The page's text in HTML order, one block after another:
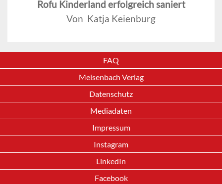
Rofu Kinderland erfolgreich saniert
Von Katja Keienburg
FAQ
Meisenbach Verlag
Datenschutz
Mediadaten
Impressum
Instagram
LinkedIn
Facebook